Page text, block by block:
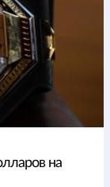
на